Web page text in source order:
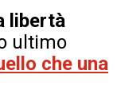
libertà
ultimo
che una